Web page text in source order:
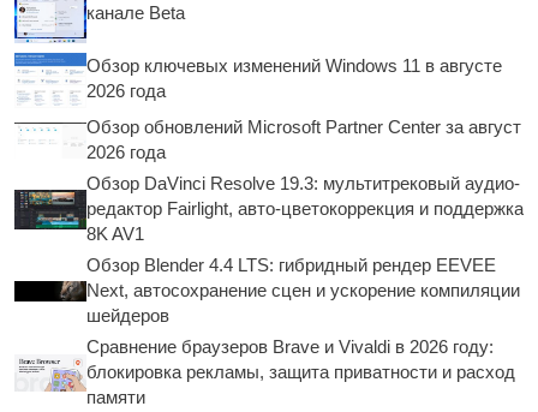
канале Beta
Обзор ключевых изменений Windows 11 в августе
2026 года
Обзор обновлений Microsoft Partner Center за август
2026 года
Обзор DaVinci Resolve 19.3: мультитрековый аудио-
редактор Fairlight, авто-цветокоррекция и поддержка
8K AV1
Обзор Blender 4.4 LTS: гибридный рендер EEVEE
Next, автосохранение сцен и ускорение компиляции
шейдеров
Сравнение браузеров Brave и Vivaldi в 2026 году:
блокировка рекламы, защита приватности и расход
памяти